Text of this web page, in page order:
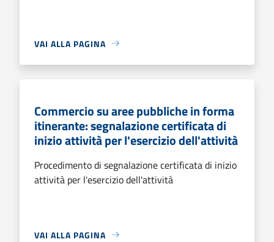
VAI ALLA PAGINA
Commercio su aree pubbliche in forma
itinerante: segnalazione certificata di
inizio attività per l'esercizio dell'attività
Procedimento di segnalazione certificata di inizio
attività per l'esercizio dell'attività
VAI ALLA PAGINA